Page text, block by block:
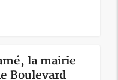
la mairie
Boulevard